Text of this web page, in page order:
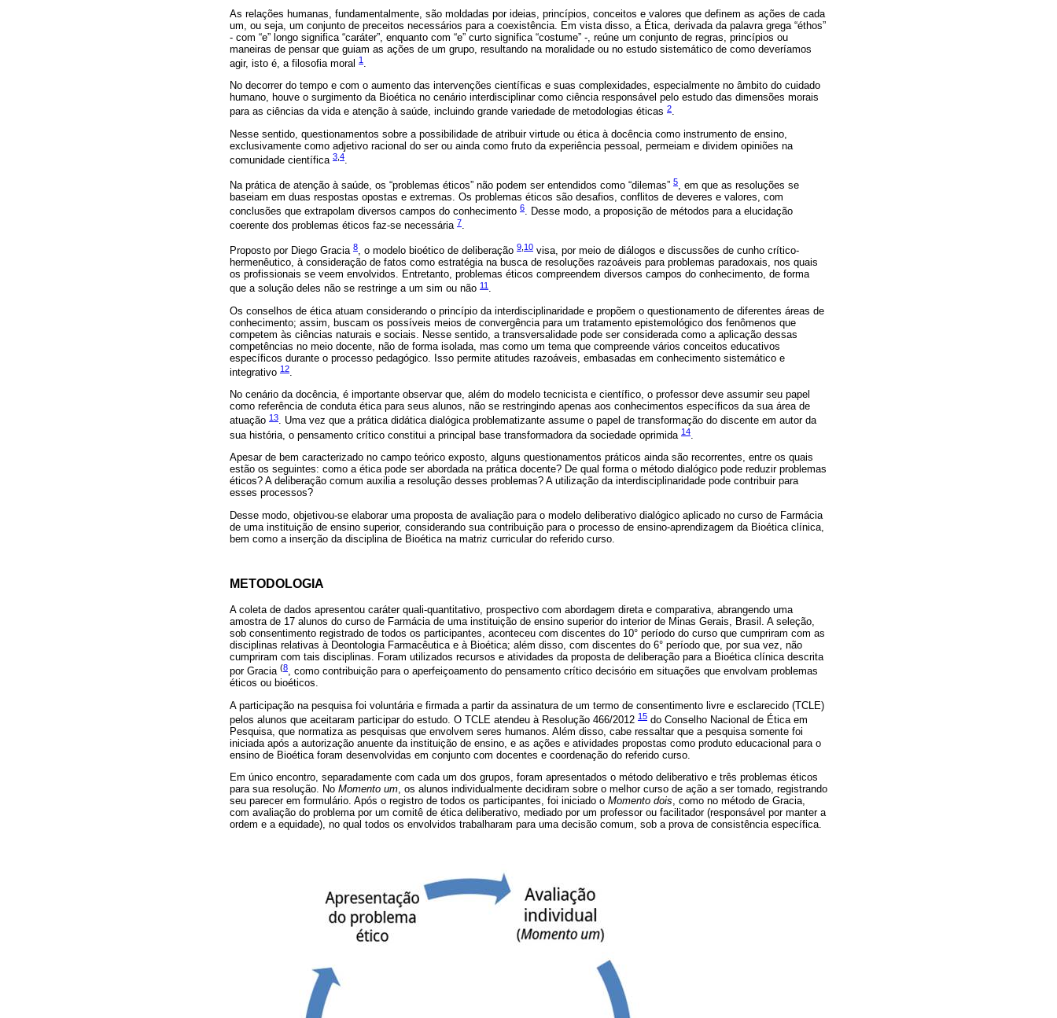
As relações humanas, fundamentalmente, são moldadas por ideias, princípios, conceitos e valores que definem as ações de cada
um, ou seja, um conjunto de preceitos necessários para a coexistência. Em vista disso, a Ética, derivada da palavra grega “éthos”
- com “e” longo significa “caráter”, enquanto com “e” curto significa “costume” -, reúne um conjunto de regras, princípios ou
maneiras de pensar que guiam as ações de um grupo, resultando na moralidade ou no estudo sistemático de como deveríamos
agir, isto é, a filosofia moral 1 .
No decorrer do tempo e com o aumento das intervenções científicas e suas complexidades, especialmente no âmbito do cuidado
humano, houve o surgimento da Bioética no cenário interdisciplinar como ciência responsável pelo estudo das dimensões morais
para as ciências da vida e atenção à saúde, incluindo grande variedade de metodologias éticas 2.
Nesse sentido, questionamentos sobre a possibilidade de atribuir virtude ou ética à docência como instrumento de ensino,
exclusivamente como adjetivo racional do ser ou ainda como fruto da experiência pessoal, permeiam e dividem opiniões na
comunidade científica 3 4.
Na prática de atenção à saúde, os “problemas éticos” não podem ser entendidos como “dilemas” 5
, em que as resoluções se
baseiam em duas respostas opostas e extremas. Os problemas éticos são desafios, conflitos de deveres e valores, com
conclusões que extrapolam diversos campos do conhecimento 6. Desse modo, a proposição de métodos para a elucidação
coerente dos problemas éticos faz-se necessária 7.
Proposto por Diego Gracia 8, o modelo bioético de deliberação 9 10 visa, por meio de diálogos e discussões de cunho crítico-
hermenêutico, à consideração de fatos como estratégia na busca de resoluções razoáveis para problemas paradoxais, nos quais
os profissionais se veem envolvidos. Entretanto, problemas éticos compreendem diversos campos do conhecimento, de forma
que a solução deles não se restringe a um sim ou não 11 .
Os conselhos de ética atuam considerando o princípio da interdisciplinaridade e propõem o questionamento de diferentes áreas de
conhecimento; assim, buscam os possíveis meios de convergência para um tratamento epistemológico dos fenômenos que
competem às ciências naturais e sociais. Nesse sentido, a transversalidade pode ser considerada como a aplicação dessas
competências no meio docente, não de forma isolada, mas como um tema que compreende vários conceitos educativos
específicos durante o processo pedagógico. Isso permite atitudes razoáveis, embasadas em conhecimento sistemático e
integrativo 12.
No cenário da docência, é importante observar que, além do modelo tecnicista e científico, o professor deve assumir seu papel
como referência de conduta ética para seus alunos, não se restringindo apenas aos conhecimentos específicos da sua área de
atuação 13. Uma vez que a prática didática dialógica problematizante assume o papel de transformação do discente em autor da
sua história, o pensamento crítico constitui a principal base transformadora da sociedade oprimida 14.
Apesar de bem caracterizado no campo teórico exposto, alguns questionamentos práticos ainda são recorrentes, entre os quais
estão os seguintes: como a ética pode ser abordada na prática docente? De qual forma o método dialógico pode reduzir problemas
éticos? A deliberação comum auxilia a resolução desses problemas? A utilização da interdisciplinaridade pode contribuir para
esses processos?
Desse modo, objetivou-se elaborar uma proposta de avaliação para o modelo deliberativo dialógico aplicado no curso de Farmácia
de uma instituição de ensino superior, considerando sua contribuição para o processo de ensino-aprendizagem da Bioética clínica,
bem como a inserção da disciplina de Bioética na matriz curricular do referido curso.
METODOLOGIA
A coleta de dados apresentou caráter quali-quantitativo, prospectivo com abordagem direta e comparativa, abrangendo uma
amostra de 17 alunos do curso de Farmácia de uma instituição de ensino superior do interior de Minas Gerais, Brasil. A seleção,
sob consentimento registrado de todos os participantes, aconteceu com discentes do 10° período do curso que cumpriram com as
disciplinas relativas à Deontologia Farmacêutica e à Bioética; além disso, com discentes do 6° período que, por sua vez, não
cumpriram com tais disciplinas. Foram utilizados recursos e atividades da proposta de deliberação para a Bioética clínica descrita
por Gracia (8, como contribuição para o aperfeiçoamento do pensamento crítico decisório em situações que envolvam problemas
éticos ou bioéticos.
A participação na pesquisa foi voluntária e firmada a partir da assinatura de um termo de consentimento livre e esclarecido (TCLE)
pelos alunos que aceitaram participar do estudo. O TCLE atendeu à Resolução 466/2012 15 do Conselho Nacional de Ética em
Pesquisa, que normatiza as pesquisas que envolvem seres humanos. Além disso, cabe ressaltar que a pesquisa somente foi
iniciada após a autorização anuente da instituição de ensino, e as ações e atividades propostas como produto educacional para o
ensino de Bioética foram desenvolvidas em conjunto com docentes e coordenação do referido curso.
Em único encontro, separadamente com cada um dos grupos, foram apresentados o método deliberativo e três problemas éticos
para sua resolução. No Momento um, os alunos individualmente decidiram sobre o melhor curso de ação a ser tomado, registrando
seu parecer em formulário. Após o registro de todos os participantes, foi iniciado o Momento dois, como no método de Gracia,
com avaliação do problema por um comitê de ética deliberativo, mediado por um professor ou facilitador (responsável por manter a
ordem e a equidade), no qual todos os envolvidos trabalharam para uma decisão comum, sob a prova de consistência específica.